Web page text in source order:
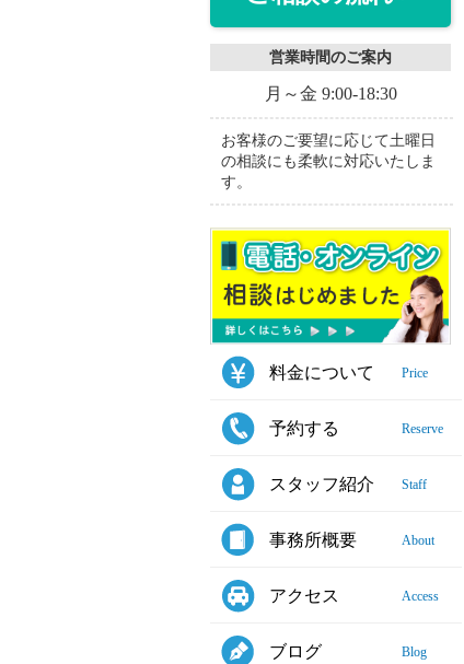
営業時間のご案内
月～金 9:00-18:30
お客様のご要望に応じて土曜日
の相談にも柔軟に対応いたしま
す。
料金について Price
予約する Reserve
スタッフ紹介 Staff
事務所概要 About
アクセス Access
ブログ Blog